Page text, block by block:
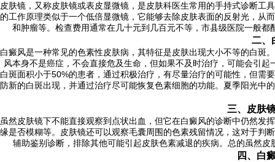
皮肤镜，又称皮肤镜或表皮显微镜，是皮肤科医生常用的手持式诊断
的工作原理类似于一个低倍显微镜，它能够去除皮肤表面的反射光，从
和肿瘤等。检查费用通常在几十元到几百元不等，市县级医院一般
二、
白癜风是一种常见的色素性皮肤病，其特征是皮肤出现大小不等的白斑
风本身不是癌症，不会直接危及生命，但如果不及时治疗，可能会引
白斑面积小于50%的患者，通过积极治疗，有尽量治疗的可能性，但需
防新的白斑出现，并通过治疗尽可能恢复色素细胞的功能。夏季阳光中
三、皮肤
虽然皮肤镜下不能直接观察到点状出血，但它在白癜风的诊断中仍然发
缘是否模糊等。皮肤镜还可以观察毛囊周围的色素残留情况，这对于判
辅助鉴别诊断，排除其他可能引起皮肤色素减退的疾病。总的虽然
四、白